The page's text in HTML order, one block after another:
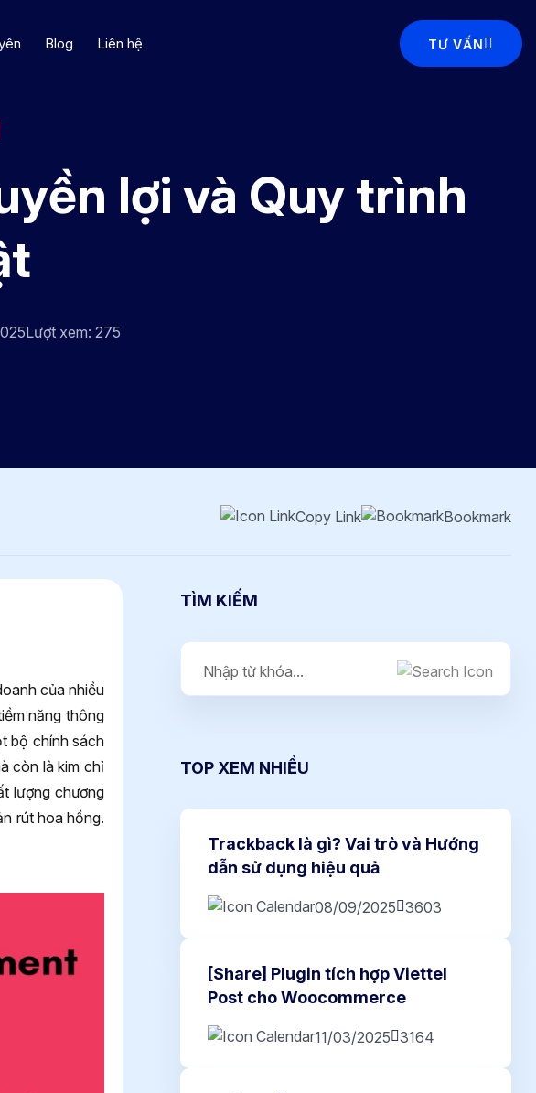
Blog Liên hệ TƯ VẤN
lợi và Quy trình
Lượt xem: 275
Copy Link Bookmark
của nhiều
năng thông
bộ chính sách
còn là kim chỉ
lượng chương
rút hoa hồng.
TÌM KIẾM
TOP XEM NHIỀU
Trackback là gì? Vai trò và Hướng
dẫn sử dụng hiệu quả
08/09/2025 3603
[Share] Plugin tích hợp Viettel
Post cho Woocommerce
11/03/2025 3164